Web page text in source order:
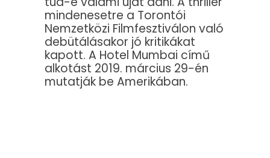
mindenesetre a Torontói
Nemzetközi Filmfesztiválon való
debütálásakor jó kritikákat
kapott. A Hotel Mumbai című
alkotást 2019. március 29-én
mutatják be Amerikában.